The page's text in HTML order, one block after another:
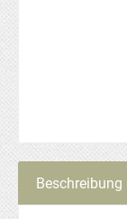
Beschreibung